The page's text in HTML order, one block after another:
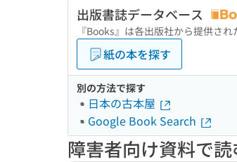
出版書誌データベース
『Books』は各出版社から提供さ
紙の本を探す
別の方法で探す
日本の古本屋
Google Book Search
障害者向け資料で読